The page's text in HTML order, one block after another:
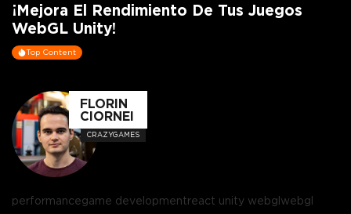
¡Mejora El Rendimiento De Tus Juegos
WebGL Unity!
Top Content
FLORIN
CIORNEI
CRAZYGAMES
performancegame developmentreact unity webglwebgl